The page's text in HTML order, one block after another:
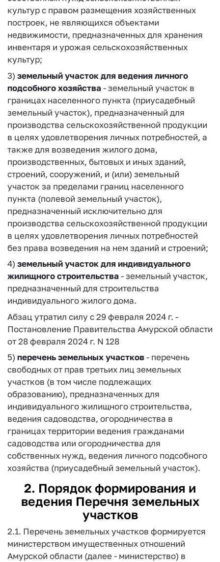
культур с правом размещения хозяйственных
построек, не являющихся объектами
недвижимости, предназначенных для хранения
инвентаря и урожая сельскохозяйственных
культур;
3) земельный участок для ведения личного
подсобного хозяйства- земельный участок в
границах населенного пункта (приусадебный
земельный участок), предназначенный для
производства сельскохозяйственной продукции
в целях удовлетворения личных потребностей, а
также для возведения жилого дома,
производственных, бытовых и иных зданий,
строений, сооружений, и (или) земельный
участок за пределами границ населенного
пункта (полевой земельный участок),
предназначенный исключительно для
производства сельскохозяйственной продукции
в целях удовлетворения личных потребностей
без права возведения на нем зданий и строений;
4) земельный участок для индивидуального
жилищного строительства- земельный участок,
предназначенный для строительства
индивидуального жилого дома.
Абзац утратил силу с 29 февраля 2024 г. -
Постановление Правительства Амурской области
от 28 февраля 2024 г. N 128
5) перечень земельных участков- перечень
свободных от прав третьих лиц земельных
участков (в том числе подлежащих
образованию), предназначенных для
индивидуального жилищного строительства,
ведения садоводства, огородничества в
границах территории ведения гражданами
садоводства или огородничества для
собственных нужд, ведения личного подсобного
хозяйства (приусадебный земельный участок).
2. Порядок формирования и
ведения Перечня земельных
участков
2.1. Перечень земельных участков формируется
министерством имущественных отношений
Амурской области (далее - министерство) в